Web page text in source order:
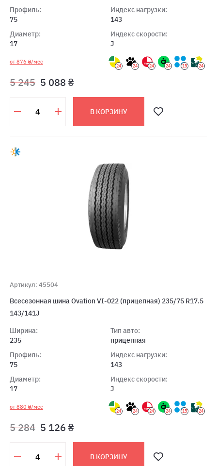
Профиль:
75
Диаметр:
17
Индекс нагрузки:
143
Индекс скорости:
J
от 876 ₴/мес
24 24 24 24 15 24
5 245 5 088 ₴
В КОРЗИНУ
Артикул: 45504
Всесезонная шина Ovation VI-022 (прицепная) 235/75 R17.5
143/141J
Ширина:
235
Профиль:
75
Диаметр:
17
Тип авто:
прицепная
Индекс нагрузки:
143
Индекс скорости:
J
от 880 ₴/мес
24 24 24 24 15 24
5 284 5 126 ₴
В КОРЗИНУ